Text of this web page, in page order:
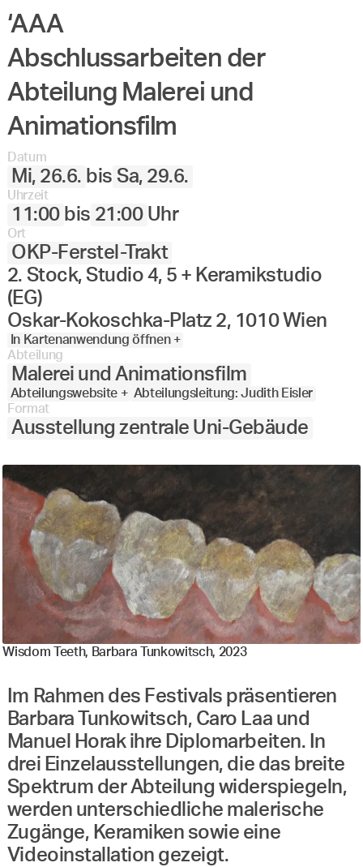
‘AAA
Abschlussarbeiten der
Abteilung Malerei und
Animationsfilm
Datum
Mi, 26.6. bis Sa, 29.6.
Uhrzeit
11:00 bis 21:00 Uhr
Ort
OKP-Ferstel-Trakt
2. Stock, Studio 4, 5 + Keramikstudio
(EG)
Oskar-Kokoschka-Platz 2, 1010 Wien
In Kartenanwendung öffnen +
Abteilung
Malerei und Animationsfilm
Abteilungswebsite + Abteilungsleitung: Judith Eisler
Format
Ausstellung zentrale Uni-Gebäude
Wisdom Teeth, Barbara Tunkowitsch, 2023
Im Rahmen des Festivals präsentieren
Barbara Tunkowitsch, Caro Laa und
Manuel Horak ihre Diplomarbeiten. In
drei Einzelausstellungen, die das breite
Spektrum der Abteilung widerspiegeln,
werden unterschiedliche malerische
Zugänge, Keramiken sowie eine
Videoinstallation gezeigt.